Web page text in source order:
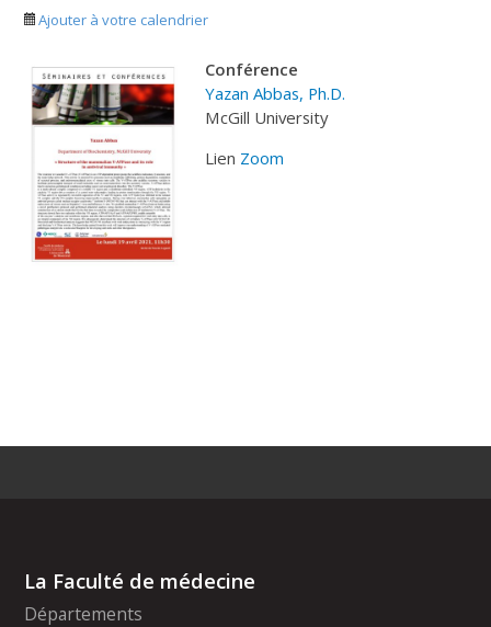
Ajouter à votre calendrier
Conférence
Yazan Abbas, Ph.D.
McGill University
Lien Zoom
La Faculté de médecine
Départements